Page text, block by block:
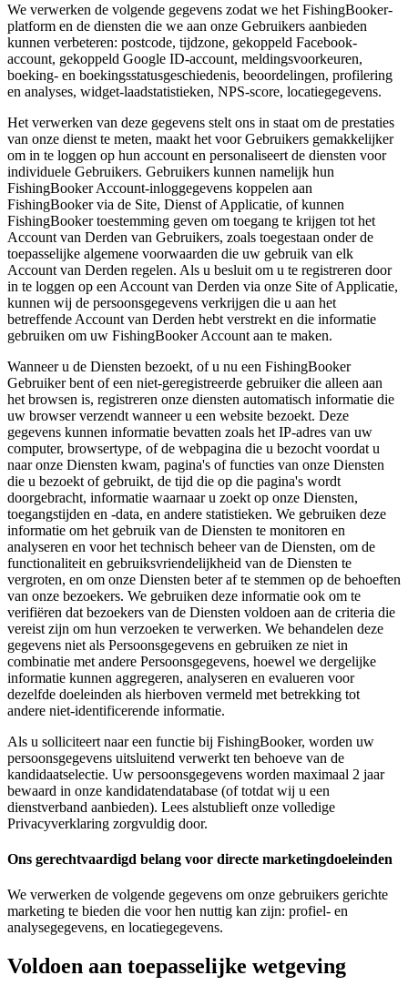
We verwerken de volgende gegevens zodat we het FishingBooker-
platform en de diensten die we aan onze Gebruikers aanbieden
kunnen verbeteren: postcode, tijdzone, gekoppeld Facebook-
account, gekoppeld Google ID-account, meldingsvoorkeuren,
boeking- en boekingsstatusgeschiedenis, beoordelingen, profilering
en analyses, widget-laadstatistieken, NPS-score, locatiegegevens.
Het verwerken van deze gegevens stelt ons in staat om de prestaties
van onze dienst te meten, maakt het voor Gebruikers gemakkelijker
om in te loggen op hun account en personaliseert de diensten voor
individuele Gebruikers. Gebruikers kunnen namelijk hun
FishingBooker Account-inloggegevens koppelen aan
FishingBooker via de Site, Dienst of Applicatie, of kunnen
FishingBooker toestemming geven om toegang te krijgen tot het
Account van Derden van Gebruikers, zoals toegestaan onder de
toepasselijke algemene voorwaarden die uw gebruik van elk
Account van Derden regelen. Als u besluit om u te registreren door
in te loggen op een Account van Derden via onze Site of Applicatie,
kunnen wij de persoonsgegevens verkrijgen die u aan het
betreffende Account van Derden hebt verstrekt en die informatie
gebruiken om uw FishingBooker Account aan te maken.
Wanneer u de Diensten bezoekt, of u nu een FishingBooker
Gebruiker bent of een niet-geregistreerde gebruiker die alleen aan
het browsen is, registreren onze diensten automatisch informatie die
uw browser verzendt wanneer u een website bezoekt. Deze
gegevens kunnen informatie bevatten zoals het IP-adres van uw
computer, browsertype, of de webpagina die u bezocht voordat u
naar onze Diensten kwam, pagina's of functies van onze Diensten
die u bezoekt of gebruikt, de tijd die op die pagina's wordt
doorgebracht, informatie waarnaar u zoekt op onze Diensten,
toegangstijden en -data, en andere statistieken. We gebruiken deze
informatie om het gebruik van de Diensten te monitoren en
analyseren en voor het technisch beheer van de Diensten, om de
functionaliteit en gebruiksvriendelijkheid van de Diensten te
vergroten, en om onze Diensten beter af te stemmen op de behoeften
van onze bezoekers. We gebruiken deze informatie ook om te
verifiëren dat bezoekers van de Diensten voldoen aan de criteria die
vereist zijn om hun verzoeken te verwerken. We behandelen deze
gegevens niet als Persoonsgegevens en gebruiken ze niet in
combinatie met andere Persoonsgegevens, hoewel we dergelijke
informatie kunnen aggregeren, analyseren en evalueren voor
dezelfde doeleinden als hierboven vermeld met betrekking tot
andere niet-identificerende informatie.
Als u solliciteert naar een functie bij FishingBooker, worden uw
persoonsgegevens uitsluitend verwerkt ten behoeve van de
kandidaatselectie. Uw persoonsgegevens worden maximaal 2 jaar
bewaard in onze kandidatendatabase (of totdat wij u een
dienstverband aanbieden). Lees alstublieft onze volledige
Privacyverklaring zorgvuldig door.
Ons gerechtvaardigd belang voor directe marketingdoeleinden
We verwerken de volgende gegevens om onze gebruikers gerichte
marketing te bieden die voor hen nuttig kan zijn: profiel- en
analysegegevens, en locatiegegevens.
Voldoen aan toepasselijke wetgeving